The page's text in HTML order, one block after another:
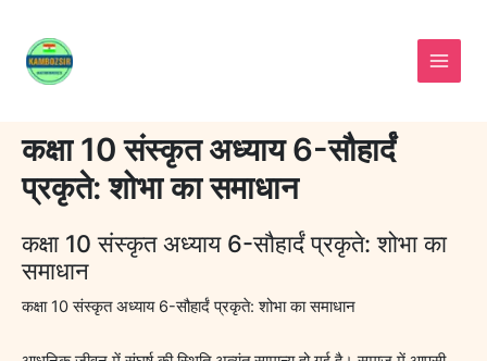
content
कक्षा 10 संस्कृत अध्याय 6-सौहार्दं
प्रकृते: शोभा का समाधान
कक्षा 10 संस्कृत अध्याय 6-सौहार्दं प्रकृते: शोभा का
समाधान
कक्षा 10 संस्कृत अध्याय 6-सौहार्दं प्रकृते: शोभा का समाधान